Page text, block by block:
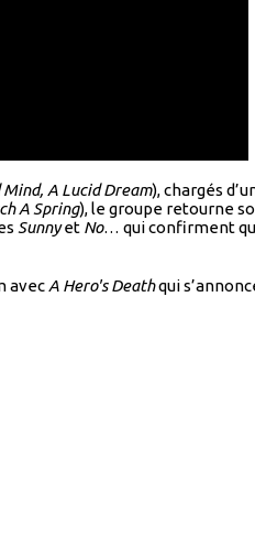
Mind, A Lucid Dream), chargés
A Spring), le groupe retourne
Sunnyet No… qui confirment
avec A Hero's Deathqui